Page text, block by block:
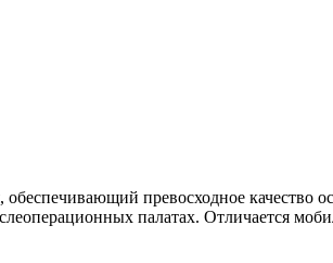
превосходное качество
палатах. Отличается